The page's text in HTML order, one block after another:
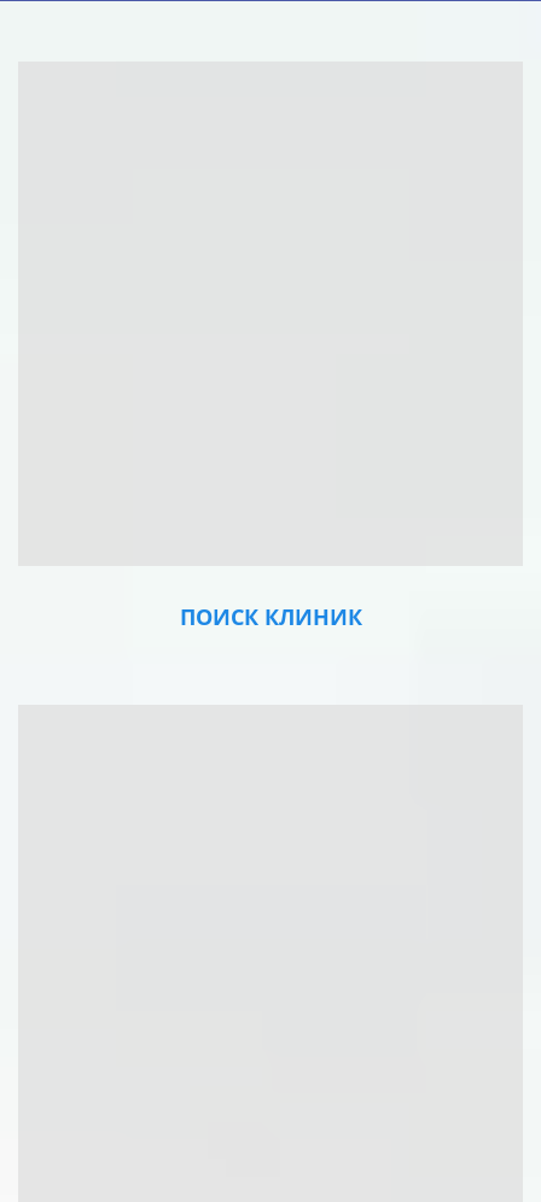
ПОИСК КЛИНИК